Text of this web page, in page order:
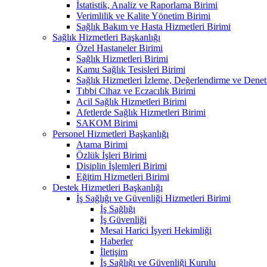
İstatistik, Analiz ve Raporlama Birimi
Verimlilik ve Kalite Yönetim Birimi
Sağlık Bakım ve Hasta Hizmetleri Birimi
Sağlık Hizmetleri Başkanlığı
Özel Hastaneler Birimi
Sağlık Hizmetleri Birimi
Kamu Sağlık Tesisleri Birimi
Sağlık Hizmetleri İzleme, Değerlendirme ve
Tıbbi Cihaz ve Eczacılık Birimi
Acil Sağlık Hizmetleri Birimi
Afetlerde Sağlık Hizmetleri Birimi
SAKOM Birimi
Personel Hizmetleri Başkanlığı
Atama Birimi
Özlük İşleri Birimi
Disiplin İşlemleri Birimi
Eğitim Hizmetleri Birimi
Destek Hizmetleri Başkanlığı
İş Sağlığı ve Güvenliği Hizmetleri Birimi
İş Sağlığı
İş Güvenliği
Mesai Harici İşyeri Hekimliği
Haberler
İletişim
İş Sağlığı ve Güvenliği Kurulu